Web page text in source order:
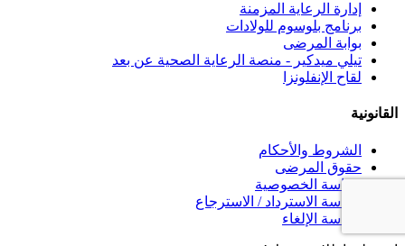
إدارة الرعاية المزمنة
برنامج بلوسوم للولادات
بوابة المرضى
تيلي ميدكير - منصة الرعاية الصحية عن بعد
لقاح الإنفلونزا
القانونية
الشروط والأحكام
حقوق المرضى
سياسة الخصوصية
سياسة الاسترداد / الاسترجاع
سياسة الإلغاء